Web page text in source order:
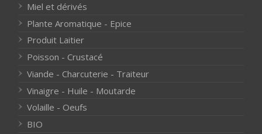
Miel et dérivés
Plante Aromatique - Epice
Produit Laitier
Poisson - Crustacé
Viande - Charcuterie - Traiteur
Vinaigre - Huile - Moutarde
Volaille - Oeufs
BIO